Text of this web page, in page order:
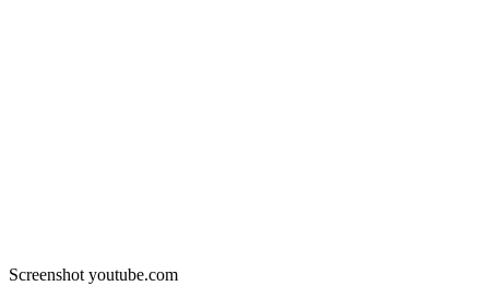
Screenshot youtube.com